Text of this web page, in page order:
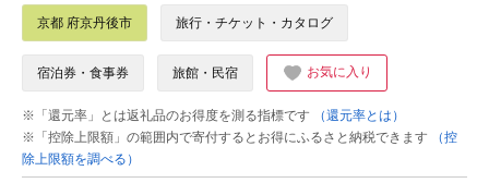
京都 府京丹後市 旅行・チケット・カタログ
宿泊券・食事券 旅館・民宿 お気に入り
※「還元率」とは返礼品のお得度を測る指標です
（還元率とは）
※「控除上限額」の範囲内で寄付するとお得にふるさと納税できます
（控
除上限額を調べる）